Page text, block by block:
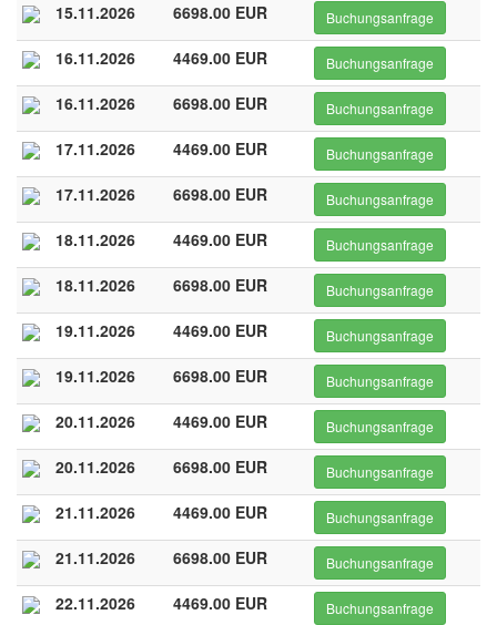
15.11.2026 6698.00 EUR Buchungsanfrage
16.11.2026 4469.00 EUR Buchungsanfrage
16.11.2026 6698.00 EUR Buchungsanfrage
17.11.2026 4469.00 EUR Buchungsanfrage
17.11.2026 6698.00 EUR Buchungsanfrage
18.11.2026 4469.00 EUR Buchungsanfrage
18.11.2026 6698.00 EUR Buchungsanfrage
19.11.2026 4469.00 EUR Buchungsanfrage
19.11.2026 6698.00 EUR Buchungsanfrage
20.11.2026 4469.00 EUR Buchungsanfrage
20.11.2026 6698.00 EUR Buchungsanfrage
21.11.2026 4469.00 EUR Buchungsanfrage
21.11.2026 6698.00 EUR Buchungsanfrage
22.11.2026 4469.00 EUR Buchungsanfrage